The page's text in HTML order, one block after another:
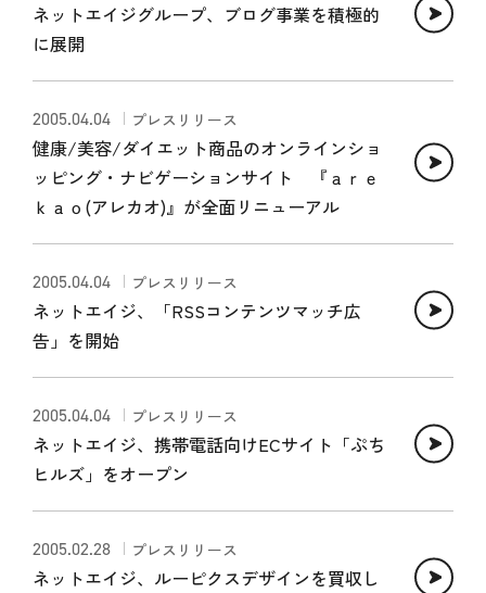
ネットエイジグループ、ブログ事業を積極的
に展開
2005.04.04 プレスリリース
健康/美容/ダイエット商品のオンラインショ
ッピング・ナビゲーションサイト 『ａｒｅ
ｋａｏ(アレカオ)』が全面リニューアル
2005.04.04 プレスリリース
ネットエイジ、「RSSコンテンツマッチ広
告」を開始
2005.04.04 プレスリリース
ネットエイジ、携帯電話向けECサイト「ぷち
ヒルズ」をオープン
2005.02.28 プレスリリース
ネットエイジ、ルーピクスデザインを買収し